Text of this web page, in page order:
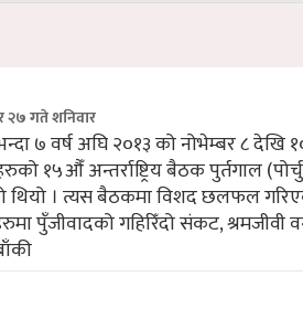
गते शनिवार
७ वर्ष अघि २०१३ को नोभेम्बर ८ देखि
१५औँ अन्तर्राष्ट्रिय बैठक पुर्तगाल
। त्यस बैठकमा विशद छलफल
पुँजीवादको गहिरिँदो संकट, श्रमजीवी